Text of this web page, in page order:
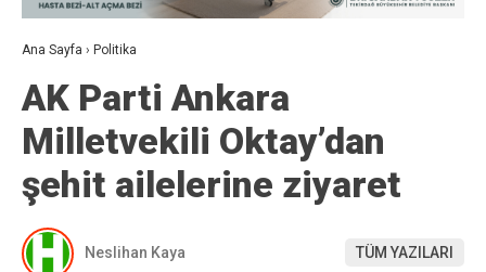
Ana Sayfa › Politika
AK Parti Ankara
Milletvekili Oktay’dan
şehit ailelerine ziyaret
Neslihan Kaya TÜM YAZILARI